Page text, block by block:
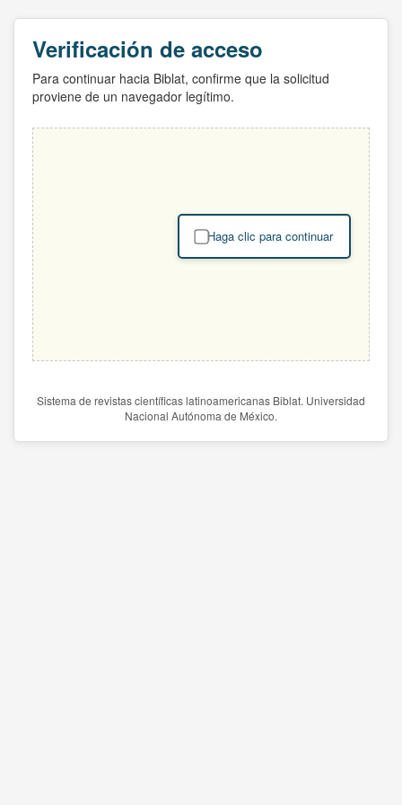
Verificación de acceso
Para continuar hacia Biblat, confirme que la solicitud
proviene de un navegador legítimo.
Haga clic para continuar
Sistema de revistas científicas latinoamericanas Biblat. Universidad
Nacional Autónoma de México.